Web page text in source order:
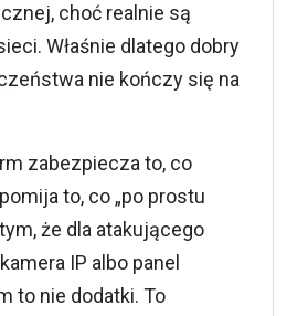
choć realnie są
Właśnie dlatego dobry
nie kończy się na
zabezpiecza to, co
to, co „po prostu
że dla atakującego
IP albo panel
to nie dodatki. To